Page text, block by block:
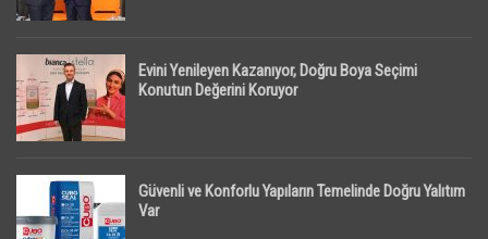
Evini Yenileyen Kazanıyor, Doğru Boya Seçimi
Konutun Değerini Koruyor
Güvenli ve Konforlu Yapıların Temelinde Doğru Yalıtım
Var